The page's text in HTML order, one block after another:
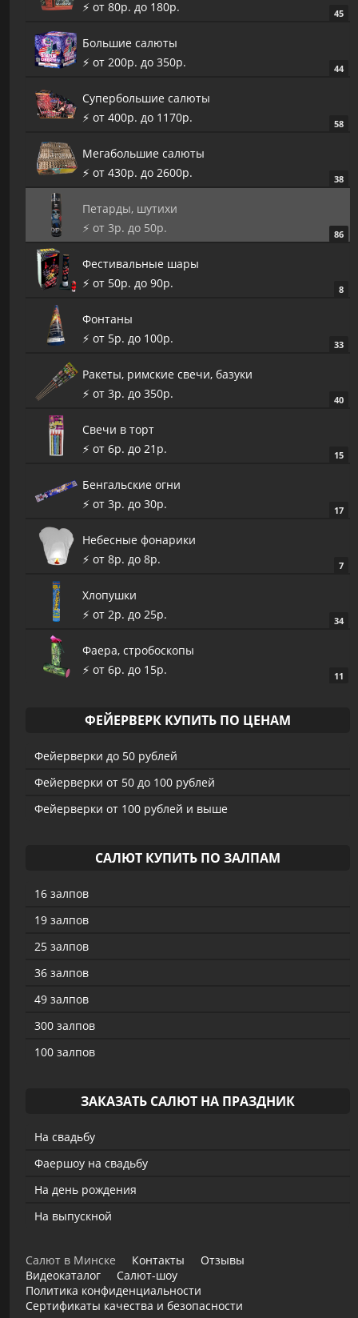
⚡️ от 80р. до 180р. 45
Большие салюты
⚡️ от 200р. до 350р.
44
Супербольшие салюты
⚡️ от 400р. до 1170р.
58
Мегабольшие салюты
⚡️ от 430р. до 2600р.
38
Петарды, шутихи
⚡️ от 3р. до 50р.
86
Фестивальные шары
⚡️ от 50р. до 90р.
8
Фонтаны
⚡️ от 5р. до 100р.
33
Ракеты, римские свечи, базуки
⚡️ от 3р. до 350р.
40
Cвечи в торт
⚡️ от 6р. до 21р.
15
Бенгальские огни
⚡️ от 3р. до 30р.
17
Небесные фонарики
⚡️ от 8р. до 8р.
7
Хлопушки
⚡️ от 2р. до 25р.
34
Фаера, стробоскопы
⚡️ от 6р. до 15р.
11
ФЕЙЕРВЕРК КУПИТЬ ПО ЦЕНАМ
Фейерверки до 50 рублей
Фейерверки от 50 до 100 рублей
Фейерверки от 100 рублей и выше
САЛЮТ КУПИТЬ ПО ЗАЛПАМ
16 залпов
19 залпов
25 залпов
36 залпов
49 залпов
300 залпов
100 залпов
ЗАКАЗАТЬ САЛЮТ НА ПРАЗДНИК
На свадьбу
Фаершоу на свадьбу
На день рождения
На выпускной
Салют в Минске Контакты
Отзывы
Видеокаталог
Салют-шоу
Политика конфиденциальности
Сертификаты качества и безопасности